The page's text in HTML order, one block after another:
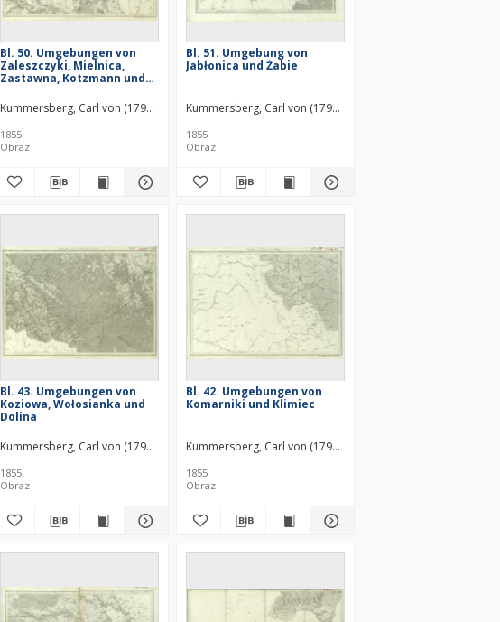
Bl. 50. Umgebungen von
Zaleszczyki, Mielnica,
Zastawna, Kotzmann und
Kummersberg, Carl von (1797–1877)
1855
Obraz
Bl. 51. Umgebung von
Jabłonica und Żabie
Kummersberg, Carl von (1797–1877)
1855
Obraz
Bl. 43. Umgebungen von
Koziowa, Wołosianka und
Dolina
Kummersberg, Carl von (1797–1877)
1855
Obraz
Bl. 42. Umgebungen von
Komarniki und Klimiec
Kummersberg, Carl von (1797–1877)
1855
Obraz